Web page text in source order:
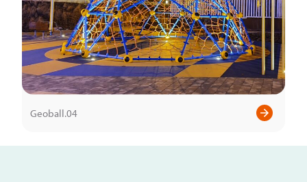
Geoball.04